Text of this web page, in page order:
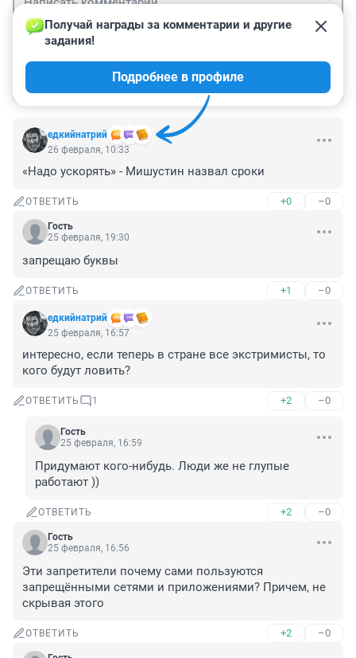
едкийнатрий
Получай награды за комментарии и другие
задания!
Подробнее в профиле
26 февраля, 10:33
«Надо ускорять» - Мишустин назвал сроки
ОТВЕТИТЬ +0 –0
Гость
25 февраля, 19:30
запрещаю буквы
ОТВЕТИТЬ +1 –0
едкийнатрий
25 февраля, 16:57
интересно, если теперь в стране все экстримисты, то
кого будут ловить?
ОТВЕТИТЬ 1 +2 –0
Гость
25 февраля, 16:59
Придумают кого-нибудь. Люди же не глупые
работают ))
ОТВЕТИТЬ +2 –0
Гость
25 февраля, 16:56
Эти запретители почему сами пользуются
запрещёнными сетями и приложениями? Причем, не
скрывая этого
ОТВЕТИТЬ +2 –0